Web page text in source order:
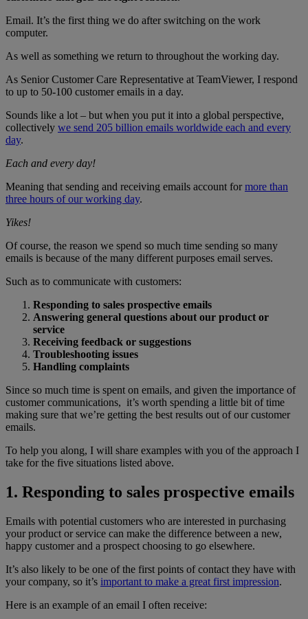
Email. It’s the first thing we do after switching on the work
computer.
As well as something we return to throughout the working day.
As Senior Customer Care Representative at TeamViewer, I respond
to up to 50-100 customer emails in a day.
Sounds like a lot – but when you put it into a global perspective,
collectively we send 205 billion emails worldwide each and every
day.
Each and every day!
Meaning that sending and receiving emails account formore than
three hours of our working day.
Yikes!
Of course, the reason we spend so much time sending so many
emails is because of the many different purposes email serves.
Such as to communicate with customers:
Responding to sales prospective emails
Answering general questions about our product or
service
Receiving feedback or suggestions
Troubleshooting issues
Handling complaints
Since so much time is spent on emails, and given the importance of
customer communications, it’s worth spending a little bit of time
making sure that we’re getting the best results out of our customer
emails.
To help you along, I will share examples with you of the approach I
take for the five situations listed above.
1. Responding to sales prospective emails
Emails with potential customers who are interested in purchasing
your product or service can make the difference between a new,
happy customer and a prospect choosing to go elsewhere.
It’s also likely to be one of the first points of contact they have with
your company, so it’s important to make a great first impression.
Here is an example of an email I often receive: